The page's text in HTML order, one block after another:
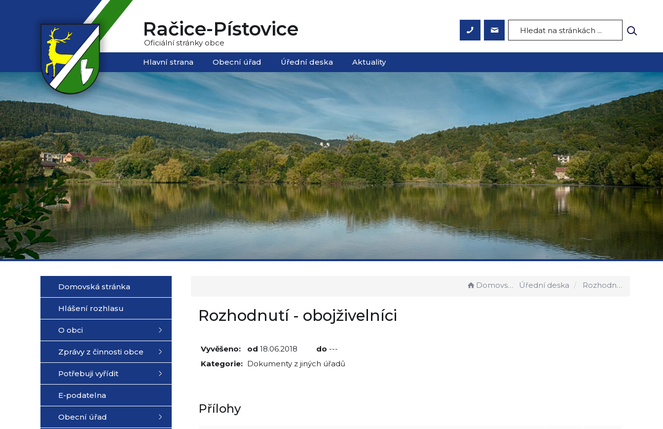
Račice-Pístovice
Oficiální stránky obce
Hlavní strana Obecní úřad Úřední deska Aktuality
Domovská stránka
Hlášení rozhlasu
O obci
Zprávy z činnosti obce
Potřebuji vyřídit
E-podatelna
Obecní úřad
Domovská stránka Úřední deska Rozhodnutí - obojživelníci
Rozhodnutí - obojživelníci
Vyvěšeno: od 18.06.2018 do ---
Kategorie: Dokumenty z jiných úřadů
Přílohy